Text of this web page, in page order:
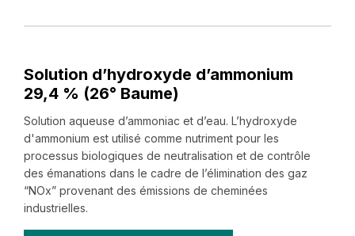
Solution d’hydroxyde d’ammonium
29,4 % (26° Baume)
Solution aqueuse d’ammoniac et d’eau. L’hydroxyde
d'ammonium est utilisé comme nutriment pour les
processus biologiques de neutralisation et de contrôle
des émanations dans le cadre de l’élimination des gaz
“NOx” provenant des émissions de cheminées
industrielles.